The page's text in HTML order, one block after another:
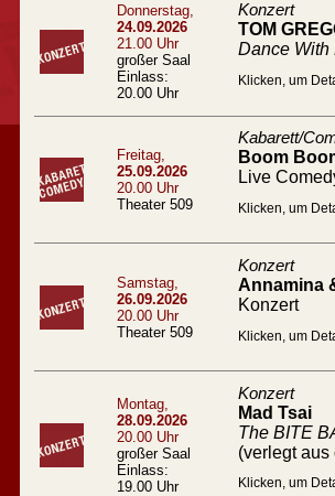
Donnerstag,
24.09.2026
21.00 Uhr
großer Saal
Einlass:
20.00 Uhr
Konzert
TOM
Dance With
Klicken, um
Freitag,
25.09.2026
20.00 Uhr
Theater 509
Kabarett/
Boom
Live
Klicken, um
Samstag,
26.09.2026
20.00 Uhr
Theater 509
Konzert
Annamina
Konzert
Klicken, um
Montag,
28.09.2026
20.00 Uhr
großer Saal
Einlass:
19.00 Uhr
Konzert
Mad Tsai
The BITE
(verlegt aus
Klicken, um